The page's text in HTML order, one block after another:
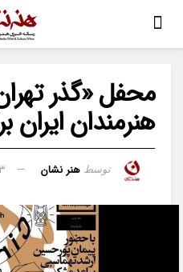
محفل «گذر
هنرمندان ایران
توسط هنر نشان